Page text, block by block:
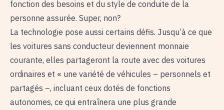
fonction des besoins et du style de conduite de la
personne assurée. Super, non?
La technologie pose aussi certains défis. Jusqu’à ce que
les voitures sans conducteur deviennent monnaie
courante, elles partageront la route avec des voitures
ordinaires et « une variété de véhicules – personnels et
partagés –, incluant ceux dotés de fonctions
autonomes, ce qui entraînera une plus grande